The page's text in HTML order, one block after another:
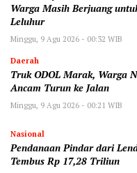
Warga Masih Berjuang
Leluhur
Minggu, 9 Agu 2026 - 00:32 WIB
Daerah
Truk ODOL Marak, Warga
Ancam Turun ke Jalan
Minggu, 9 Agu 2026 - 00:21 WIB
Nasional
Pendanaan Pindar dari
Tembus Rp 17,28 Triliun